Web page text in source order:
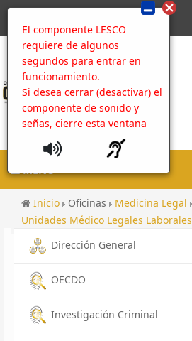
El componente LESCO
requiere de algunos
segundos para entrar en
funcionamiento.
Si desea cerrar (desactivar) el
componente de sonido y
señas, cierre esta ventana
MENU
Inicio Oficinas
Medicina Legal
Unidades Médico Legales Laborales
Dirección General
OECDO
Investigación Criminal